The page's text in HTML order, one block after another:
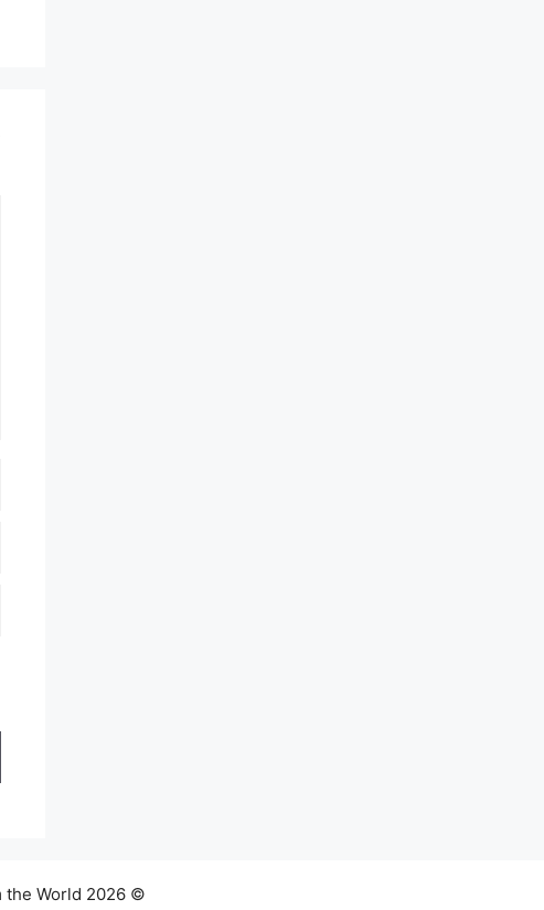
© 2026 Abna News Network. All Rights Reserved. | Global Perspectives from the World.